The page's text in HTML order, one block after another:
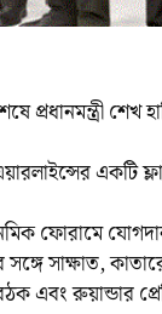
শেখ
একটি
ফোরামে
সাক্ষাত,
এবং রুয়ান্ডার